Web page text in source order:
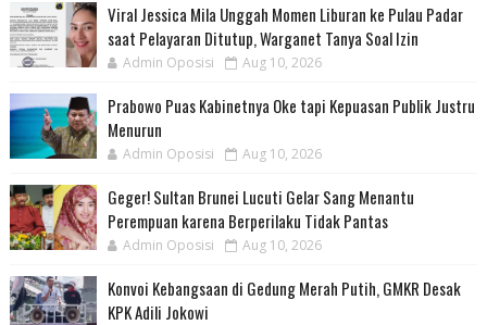
Viral Jessica Mila Unggah Momen Liburan ke Pulau Padar
saat Pelayaran Ditutup, Warganet Tanya Soal Izin
Admin Oposisi Aug 10, 2026
Prabowo Puas Kabinetnya Oke tapi Kepuasan Publik Justru
Menurun
Admin Oposisi Aug 10, 2026
Geger! Sultan Brunei Lucuti Gelar Sang Menantu
Perempuan karena Berperilaku Tidak Pantas
Admin Oposisi Aug 10, 2026
Konvoi Kebangsaan di Gedung Merah Putih, GMKR Desak
KPK Adili Jokowi